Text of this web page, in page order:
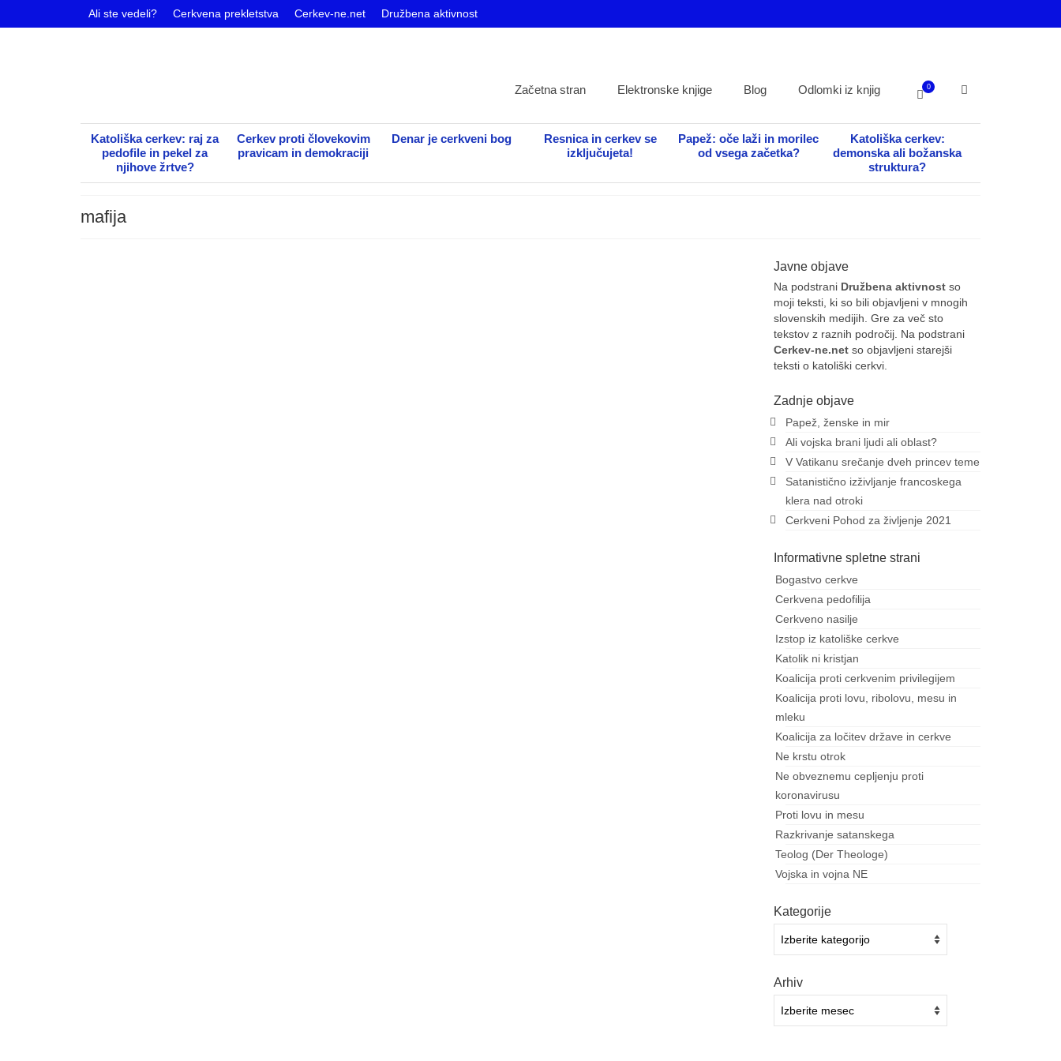
Ali ste vedeli? Cerkvena prekletstva Cerkev-ne.net Družbena aktivnost
Začetna stran Elektronske knjige Blog Odlomki iz knjig 0
Katoliška cerkev: raj za
pedofile in pekel za
njihove žrtve?
Cerkev proti človekovim
pravicam in demokraciji
Denar je cerkveni bog
Resnica in cerkev se
izključujeta!
Papež: oče laži in morilec
od vsega začetka?
Katoliška cerkev:
demonska ali božanska
struktura?
mafija
Javne objave
Na podstrani Družbena aktivnost so
moji teksti, ki so bili objavljeni v mnogih
slovenskih medijih. Gre za več sto
tekstov z raznih področij. Na podstrani
Cerkev-ne.netso objavljeni starejši
teksti o katoliški cerkvi.
Zadnje objave
Papež, ženske in mir
Ali vojska brani ljudi ali oblast?
V Vatikanu srečanje dveh princev teme
Satanistično izživljanje francoskega
klera nad otroki
Cerkveni Pohod za življenje 2021
Informativne spletne strani
Bogastvo cerkve
Cerkvena pedofilija
Cerkveno nasilje
Izstop iz katoliške cerkve
Katolik ni kristjan
Koalicija proti cerkvenim privilegijem
Koalicija proti lovu, ribolovu, mesu in
mleku
Koalicija za ločitev države in cerkve
Ne krstu otrok
Ne obveznemu cepljenju proti
koronavirusu
Proti lovu in mesu
Razkrivanje satanskega
Teolog (Der Theologe)
Vojska in vojna NE
Kategorije
Arhiv